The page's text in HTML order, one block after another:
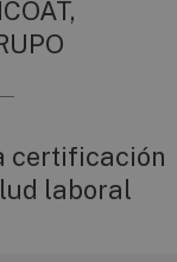
certificación
laboral